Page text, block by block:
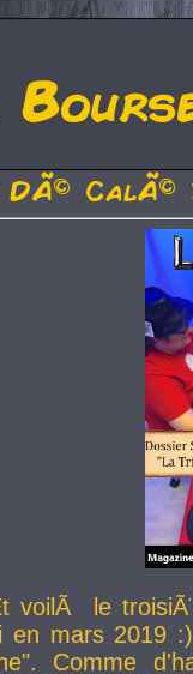
DÃ© CalÃ©
voilÃ le
en mars 2019
Comme